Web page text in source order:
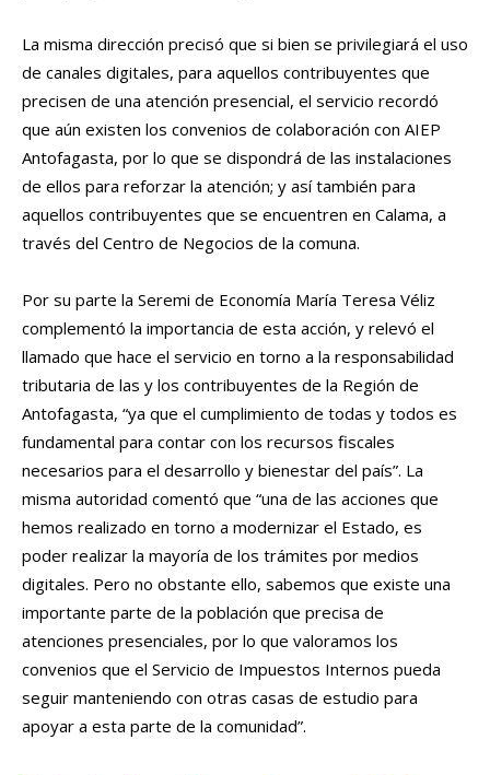
La misma dirección precisó que si bien se privilegiará el uso
de canales digitales, para aquellos contribuyentes que
precisen de una atención presencial, el servicio recordó
que aún existen los convenios de colaboración con AIEP
Antofagasta, por lo que se dispondrá de las instalaciones
de ellos para reforzar la atención; y así también para
aquellos contribuyentes que se encuentren en Calama, a
través del Centro de Negocios de la comuna.
Por su parte la Seremi de Economía María Teresa Véliz
complementó la importancia de esta acción, y relevó el
llamado que hace el servicio en torno a la responsabilidad
tributaria de las y los contribuyentes de la Región de
Antofagasta, “ya que el cumplimiento de todas y todos es
fundamental para contar con los recursos fiscales
necesarios para el desarrollo y bienestar del país”. La
misma autoridad comentó que “una de las acciones que
hemos realizado en torno a modernizar el Estado, es
poder realizar la mayoría de los trámites por medios
digitales. Pero no obstante ello, sabemos que existe una
importante parte de la población que precisa de
atenciones presenciales, por lo que valoramos los
convenios que el Servicio de Impuestos Internos pueda
seguir manteniendo con otras casas de estudio para
apoyar a esta parte de la comunidad”.